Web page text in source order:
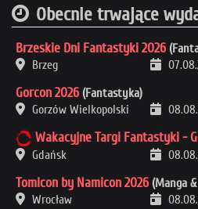
Obecnie trwające
Brzeskie Dni Fantastyki 2026
Brzeg
Gorcon 2026 (Fantastyka)
Gorzów Wielkopolski
Wakacyjne Targi Fantastyki -
Gdańsk
Tomicon by Namicon 2026 (Manga
Wrocław